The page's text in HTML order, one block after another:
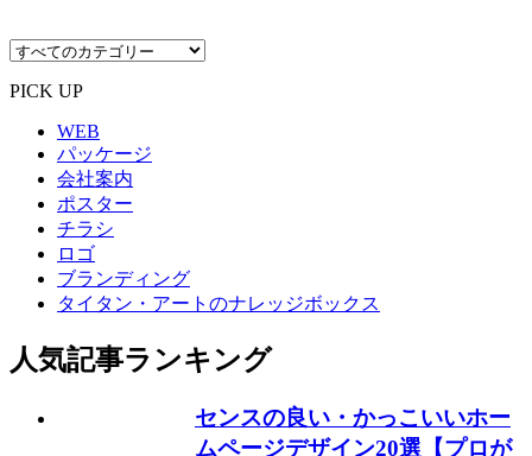
PICK UP
WEB
パッケージ
会社案内
ポスター
チラシ
ロゴ
ブランディング
タイタン・アートのナレッジボックス
人気記事ランキング
センスの良い・かっこいいホー
ムページデザイン20選【プロが